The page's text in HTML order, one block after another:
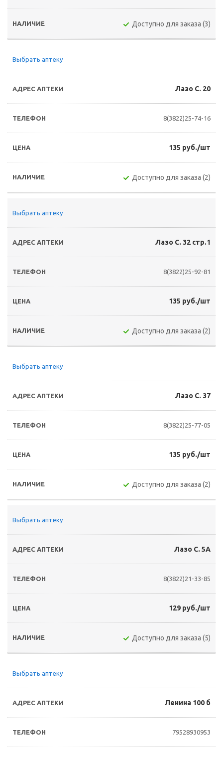
Доступно для заказа (3)
Выбрать аптеку
Лазо С. 20
8(3822)25-74-16
135 руб./шт
Доступно для заказа (2)
Выбрать аптеку
Лазо С. 32 стр.1
8(3822)25-92-81
135 руб./шт
Доступно для заказа (2)
Выбрать аптеку
Лазо С. 37
8(3822)25-77-05
135 руб./шт
Доступно для заказа (2)
Выбрать аптеку
Лазо С. 5А
8(3822)21-33-85
129 руб./шт
Доступно для заказа (5)
Выбрать аптеку
Ленина 100 б
79528930953